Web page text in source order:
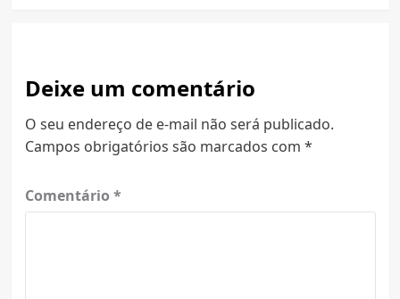
Deixe um comentário
O seu endereço de e-mail não será publicado.
Campos obrigatórios são marcados com *
Comentário *